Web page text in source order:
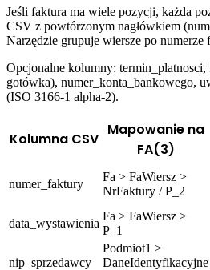
Jeśli faktura ma wiele pozycji, każda
CSV z powtórzonym nagłówkiem
Narzędzie grupuje wiersze po numerze
Opcjonalne kolumny: termin_platnosci,
gotówka), numer_konta_bankowego,
(ISO 3166-1 alpha-2).
Kolumna CSV
Mapowanie na
FA(3)
numer_faktury
Fa > FaWiersz >
NrFaktury / P_2
data_wystawienia
Fa > FaWiersz >
P_1
nip_sprzedawcy
Podmiot1 >
DaneIdentyfikacyjne